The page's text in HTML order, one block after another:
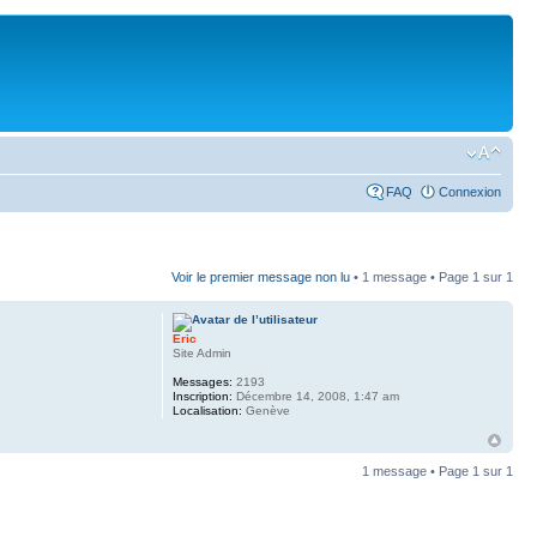
FAQ Connexion
Voir le premier message non lu • 1 message • Page 1 sur 1
Eric
Site Admin
Messages: 2193
Inscription: Décembre 14, 2008, 1:47 am
Localisation: Genève
1 message • Page 1 sur 1